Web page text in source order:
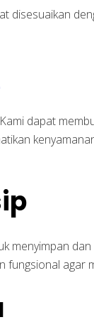
disesuaikan
dapat
menyimpan
agar